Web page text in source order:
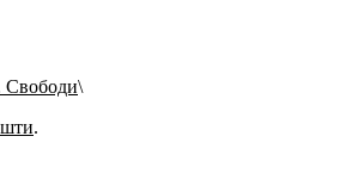
Свободи
.